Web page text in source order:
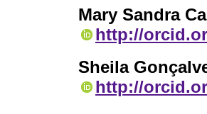
Mary Sandra
http://
Sheila
http://